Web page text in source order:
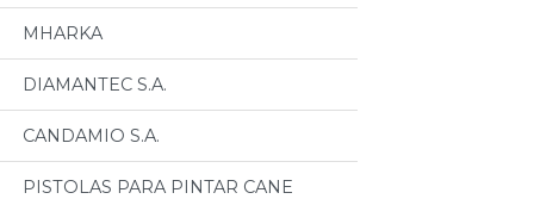
MHARKA
DIAMANTEC S.A.
CANDAMIO S.A.
PISTOLAS PARA PINTAR CANE